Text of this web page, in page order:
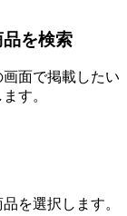
を検索
面で掲載したい
す。
を選択します。